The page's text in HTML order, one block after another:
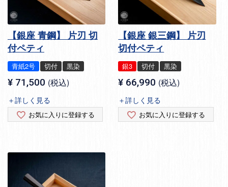
【銀座 青鋼】 片刃 切
付ペティ
青紙2号 切付 黒染
¥ 71,500 税込
＋詳しく見る
お気に入りに登録する
【銀座 銀三鋼】 片刃
切付ペティ
銀3 切付 黒染
¥ 66,990 税込
＋詳しく見る
お気に入りに登録する